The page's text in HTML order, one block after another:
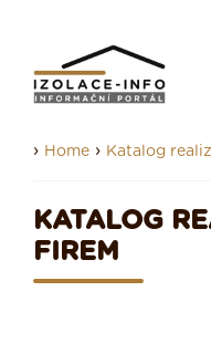
› Home › Katalog
KATALOG
FIREM